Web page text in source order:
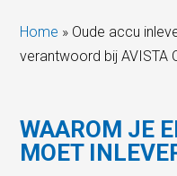
Home » Oude accu
verantwoord bij AVISTA
WAAROM JE
MOET